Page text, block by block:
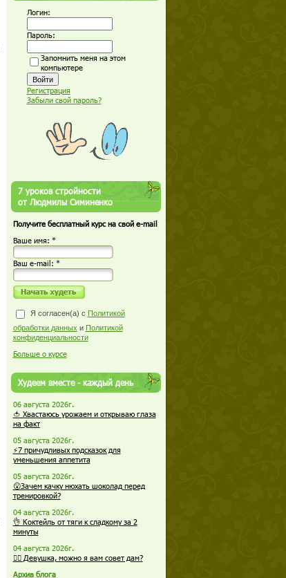
Логин:
Пароль:
Запомнить меня на этом
компьютере
Регистрация
Забыли свой пароль?
7 уроков стройности
от Людмилы Симиненко
Получите бесплатный курс на свой e-mail
Ваше имя: *
Ваш е-mail: *
Я согласен(а) с Политикой
обработки данных и Политикой
конфиденциальности
Больше о курсе
Худеем вместе - каждый день
06 августа 2026г.
🍅 Хвастаюсь урожаем и открываю глаза
на факт
05 августа 2026г.
⚡7 причудливых подсказок для
уменьшения аппетита
05 августа 2026г.
😮Зачем качку нюхать шоколад перед
тренировкой?
04 августа 2026г.
👌 Коктейль от тяги к сладкому за 2
минуты
04 августа 2026г.
🏋️‍♀️ Девушка, можно я вам совет дам?
Архив блога